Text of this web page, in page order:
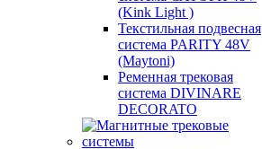
(Kink Light )
Текстильная подвесная
система PARITY 48V
(Maytoni)
Ременная трековая
система DIVINARE
DECORATO